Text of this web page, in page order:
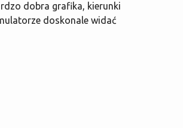
dobra grafika, kierunki
doskonale widać